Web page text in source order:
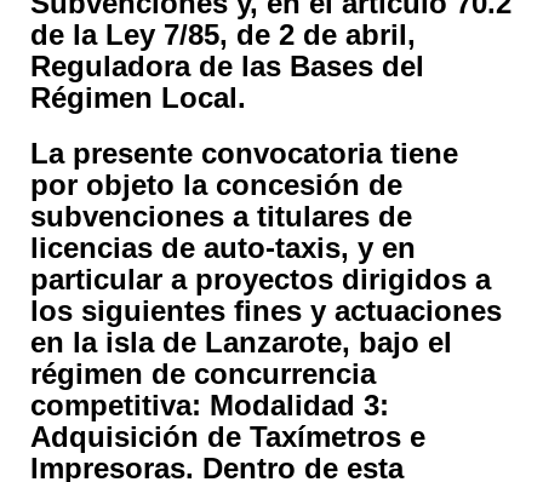
de la Ley 7/85, de 2 de abril,
Reguladora de las Bases del
Régimen Local.
La presente convocatoria tiene
por objeto la concesión de
subvenciones a titulares de
licencias de auto-taxis, y en
particular a proyectos dirigidos a
los siguientes fines y actuaciones
en la isla de Lanzarote, bajo el
régimen de concurrencia
competitiva: Modalidad 3:
Adquisición de Taxímetros e
Impresoras. Dentro de esta